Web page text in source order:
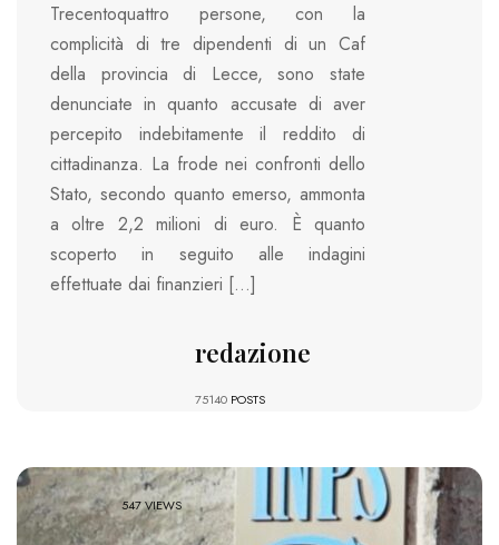
Trecentoquattro persone, con la
complicità di tre dipendenti di un Caf
della provincia di Lecce, sono state
denunciate in quanto accusate di aver
percepito indebitamente il reddito di
cittadinanza. La frode nei confronti dello
Stato, secondo quanto emerso, ammonta
a oltre 2,2 milioni di euro. È quanto
scoperto in seguito alle indagini
effettuate dai finanzieri […]
redazione
75140 POSTS
547 VIEWS